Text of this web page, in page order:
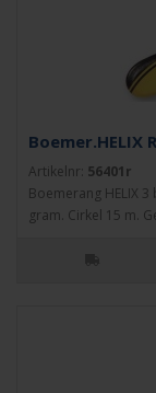
Boemer.HELIX
Artikelnr: 56401r
Boemerang HELIX
gram. Cirkel 15 m.